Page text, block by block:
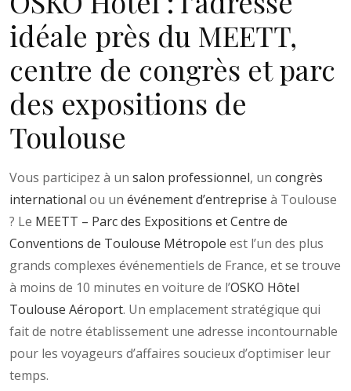
idéale près du MEETT,
centre de congrès et parc
des expositions de
Toulouse
Vous participez à un salon professionnel, un congrès
international ou un événement d’entreprise à Toulouse
? Le MEETT – Parc des Expositions et Centre de
Conventions de Toulouse Métropole est l’un des plus
grands complexes événementiels de France, et se trouve
à moins de 10 minutes en voiture de l’OSKO Hôtel
Toulouse Aéroport. Un emplacement stratégique qui
fait de notre établissement une adresse incontournable
pour les voyageurs d’affaires soucieux d’optimiser leur
temps.